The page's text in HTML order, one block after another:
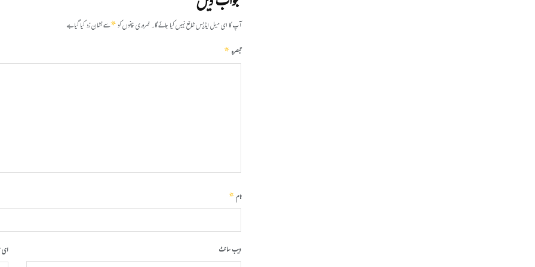
آپ کا ای میل ایڈریس شائع نہیں کیا جائے گا۔ضروری خانوں کو*سے نشان زد کیا گیا ہے
تبصرہ*
نام*
ویب‌ سائٹ